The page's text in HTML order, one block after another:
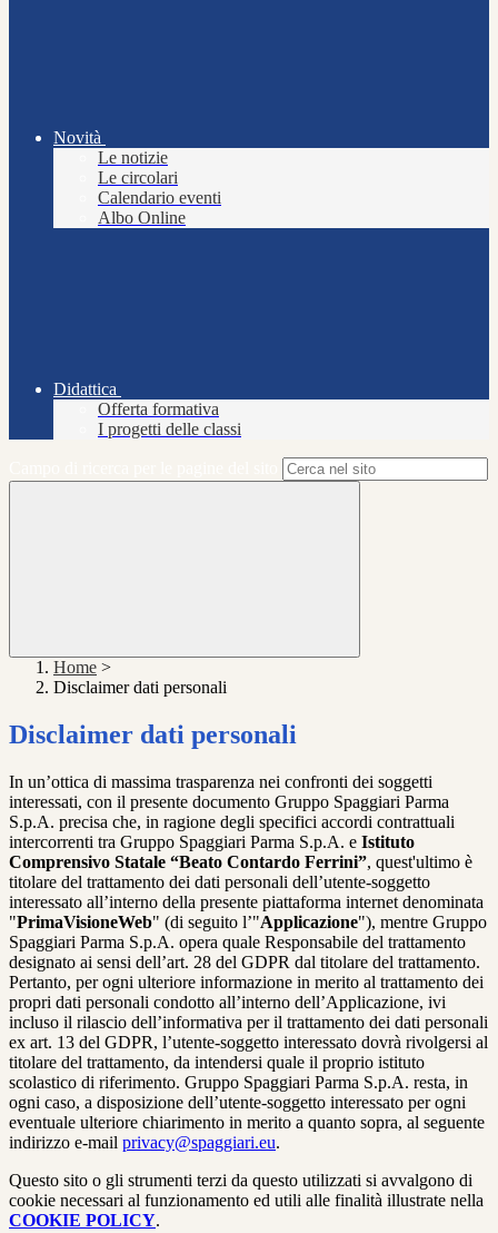
Novità
Le notizie
Le circolari
Calendario eventi
Albo Online
Didattica
Offerta formativa
I progetti delle classi
Home >
Disclaimer dati personali
Disclaimer dati personali
In un’ottica di massima trasparenza nei confronti dei soggetti
interessati, con il presente documento Gruppo Spaggiari Parma
S.p.A. precisa che, in ragione degli specifici accordi contrattuali
intercorrenti tra Gruppo Spaggiari Parma S.p.A. e Istituto
Comprensivo Statale “Beato Contardo Ferrini”, quest'ultimo è
titolare del trattamento dei dati personali dell’utente-soggetto
interessato all’interno della presente piattaforma internet denominata
"PrimaVisioneWeb" (di seguito l’"Applicazione"), mentre Gruppo
Spaggiari Parma S.p.A. opera quale Responsabile del trattamento
designato ai sensi dell’art. 28 del GDPR dal titolare del trattamento.
Pertanto, per ogni ulteriore informazione in merito al trattamento dei
propri dati personali condotto all’interno dell’Applicazione, ivi
incluso il rilascio dell’informativa per il trattamento dei dati personali
ex art. 13 del GDPR, l’utente-soggetto interessato dovrà rivolgersi al
titolare del trattamento, da intendersi quale il proprio istituto
scolastico di riferimento. Gruppo Spaggiari Parma S.p.A. resta, in
ogni caso, a disposizione dell’utente-soggetto interessato per ogni
eventuale ulteriore chiarimento in merito a quanto sopra, al seguente
indirizzo e-mail privacy@spaggiari.eu.
Questo sito o gli strumenti terzi da questo utilizzati si avvalgono di
cookie necessari al funzionamento ed utili alle finalità illustrate nella
COOKIE POLICY.